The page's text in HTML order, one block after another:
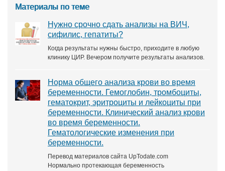
Материалы по теме
Нужно срочно сдать анализы на ВИЧ,
сифилис, гепатиты?
Когда результаты нужны быстро, приходите в любую
клинику ЦИР. Вечером получите результаты анализов.
Норма общего анализа крови во время
беременности. Гемоглобин, тромбоциты,
гематокрит, эритроциты и лейкоциты при
беременности. Клинический анализ крови
во время беременности.
Гематологические изменения при
беременности.
Перевод материалов сайта UpTodate.com
Нормально протекающая беременность